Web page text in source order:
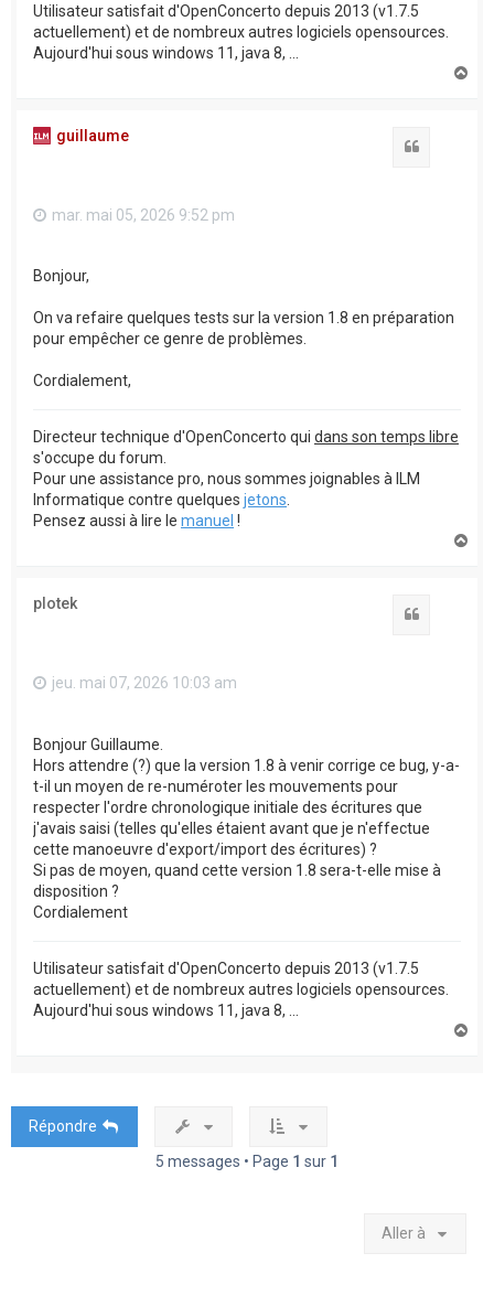
Utilisateur satisfait d'OpenConcerto depuis 2013 (v1.7.5
actuellement) et de nombreux autres logiciels opensources.
Aujourd'hui sous windows 11, java 8, ...
guillaume
mar. mai 05, 2026 9:52 pm
Bonjour,
On va refaire quelques tests sur la version 1.8 en préparation
pour empêcher ce genre de problèmes.
Cordialement,
Directeur technique d'OpenConcerto qui dans son temps libre
s'occupe du forum.
Pour une assistance pro, nous sommes joignables à ILM
Informatique contre quelques jetons.
Pensez aussi à lire le manuel !
plotek
jeu. mai 07, 2026 10:03 am
Bonjour Guillaume.
Hors attendre (?) que la version 1.8 à venir corrige ce bug, y-a-
t-il un moyen de re-numéroter les mouvements pour
respecter l'ordre chronologique initiale des écritures que
j'avais saisi (telles qu'elles étaient avant que je n'effectue
cette manoeuvre d'export/import des écritures) ?
Si pas de moyen, quand cette version 1.8 sera-t-elle mise à
disposition ?
Cordialement
Utilisateur satisfait d'OpenConcerto depuis 2013 (v1.7.5
actuellement) et de nombreux autres logiciels opensources.
Aujourd'hui sous windows 11, java 8, ...
Répondre
5 messages • Page 1 sur 1
Aller à